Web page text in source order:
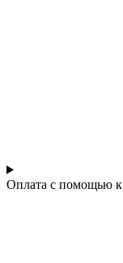
Оплата с помощью